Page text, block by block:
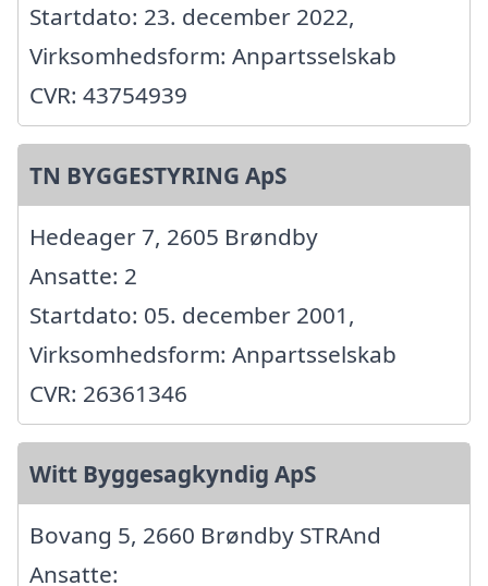
Startdato: 23. december 2022,
Virksomhedsform: Anpartsselskab
CVR: 43754939
TN BYGGESTYRING ApS
Hedeager 7, 2605 Brøndby
Ansatte: 2
Startdato: 05. december 2001,
Virksomhedsform: Anpartsselskab
CVR: 26361346
Witt Byggesagkyndig ApS
Bovang 5, 2660 Brøndby STRAnd
Ansatte: